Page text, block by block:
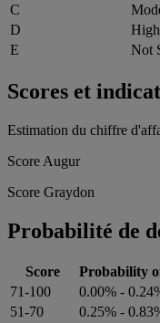
C
D
E
Not
Scores et
Estimation du chiffre
Score Augur
Score Graydon
Probabilité de
Score Probability
71-100
0.00% -
51-70
0.25% -